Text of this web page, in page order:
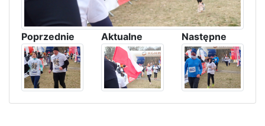
Poprzednie Aktualne Następne